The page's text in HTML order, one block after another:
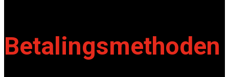
Betalingsmethoden